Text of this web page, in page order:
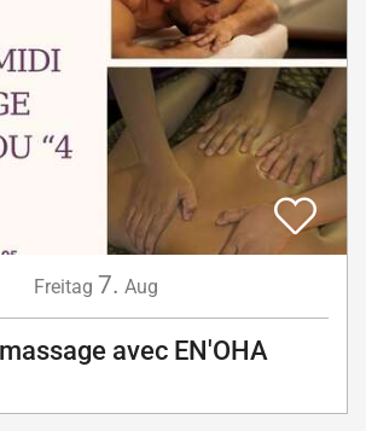
Freitag 7. Aug
avec EN'OHA